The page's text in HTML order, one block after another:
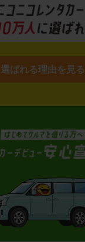
選ばれる理由を見る